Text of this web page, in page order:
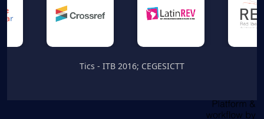
Tics - ITB 2016; CEGESICTT